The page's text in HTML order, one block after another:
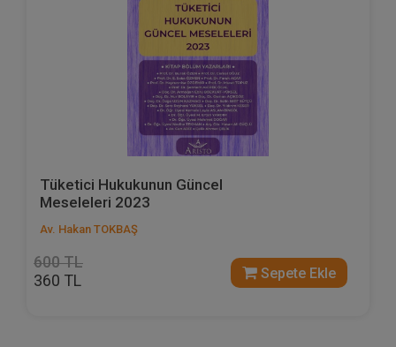
Tüketici Hukukunun Güncel
Meseleleri 2023
Av. Hakan TOKBAŞ
600 TL
360 TL Sepete Ekle